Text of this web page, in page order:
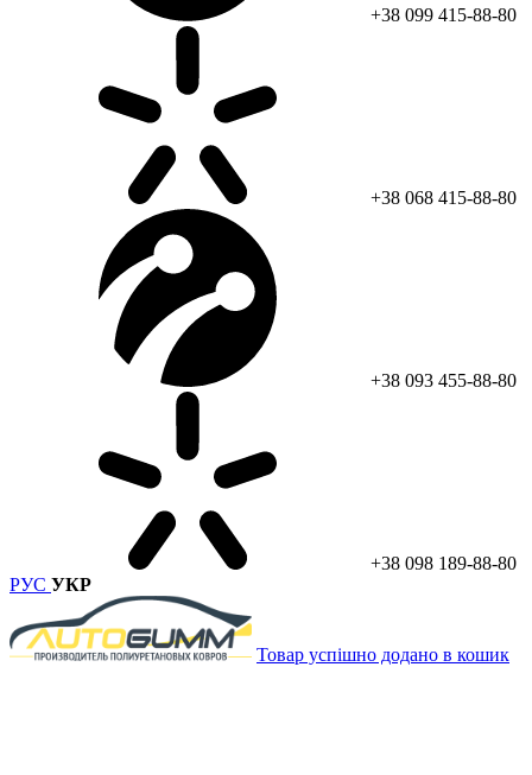
+38 099 415-88-80
+38 068 415-88-80
+38 093 455-88-80
+38 098 189-88-80
РУС УКР
Товар успішно додано в кошик